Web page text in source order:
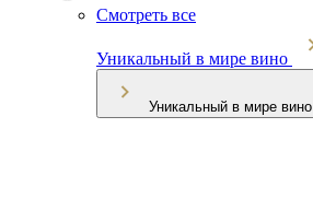
Смотреть все
Уникальный в мире вино
Уникальный в мире вино